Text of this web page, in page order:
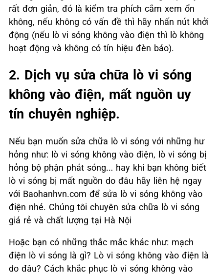
rất đơn giản, đó là kiểm tra phích cắm xem ổn
không, nếu không có vấn đề thì hãy nhấn nút khởi
động (nếu lò vi sóng không vào điện thì lò không
hoạt động và không có tín hiệu đèn báo).
2. Dịch vụ sửa chữa lò vi sóng
không vào điện, mất nguồn uy
tín chuyên nghiệp.
Nếu bạn muốn sửa chữa lò vi sóng với những hư
hỏng như: lò vi sóng không vào điện, lò vi sóng bị
hỏng bộ phận phát sóng… hay khi bạn không biết
lò vi sóng bị mất nguồn do đâu hãy liên hệ ngay
với Baohanhvn.com để sửa lò vi sóng không vào
điện nhé. Chúng tôi chuyên sửa chữa lò vi sóng
giá rẻ và chất lượng tại Hà Nội
Hoặc bạn có những thắc mắc khác như: mạch
điện lò vi sóng là gì? Lò vi sóng không vào điện là
do đâu? Cách khắc phục lò vi sóng không vào